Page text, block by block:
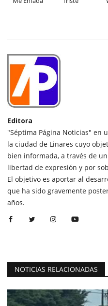
Editora
"Séptima Página Noticias" en
la ciudad de Linares cuyo
bien informada, a través de
libertad de expresión y por
El objetivo es aportar al
que ha sido gravemente
años.
NOTICIAS RELACIONADAS